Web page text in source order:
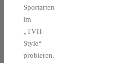
Sportarten
im
„TVH-
Style“
probieren.